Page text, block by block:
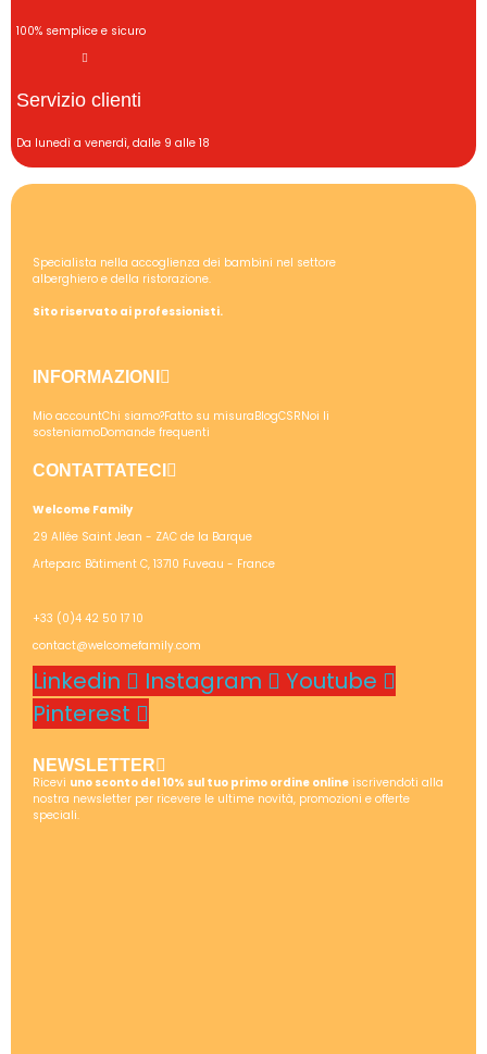
100% semplice e sicuro
Servizio clienti
Da lunedì a venerdì, dalle 9 alle 18
Specialista nella accoglienza dei bambini nel settore
alberghiero e della ristorazione.
Sito riservato ai professionisti.
INFORMAZIONI
Mio accountChi siamo?Fatto su misuraBlogCSRNoi li
sosteniamoDomande frequenti
CONTATTATECI
Welcome Family
29 Allée Saint Jean - ZAC de la Barque
Arteparc Bâtiment C, 13710 Fuveau - France
+33 (0)4 42 50 17 10
contact@welcomefamily.com
Linkedin Instagram
Youtube
Pinterest
NEWSLETTER
Ricevi uno sconto del 10% sul tuo primo ordine online iscrivendoti alla
nostra newsletter per ricevere le ultime novità, promozioni e offerte
speciali.